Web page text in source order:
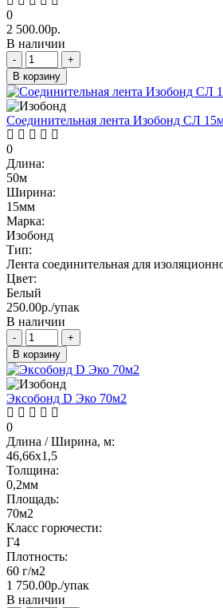
0
2 500.00р.
В наличии
-
+
В корзину
Соединительная лента Изобонд СЛ
0
Длина:
50м
Ширина:
15мм
Марка:
Изобонд
Тип:
Лента соединительная для
Цвет:
Белый
250.00р./упак
В наличии
-
+
В корзину
Эксобонд D Эко 70м2
0
Длина / Ширина, м:
46,66х1,5
Толщина:
0,2мм
Площадь:
70м2
Класс горючести:
Г4
Плотность:
60 г/м2
1 750.00р./упак
В наличии